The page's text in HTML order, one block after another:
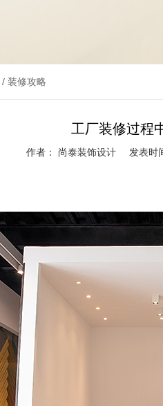
/ 装修攻略
工厂装修过程
作者： 尚泰装饰设计 发表时